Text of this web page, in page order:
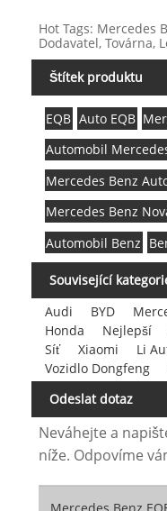
Hot Tags: Mercedes
Dodavatel, Továrna,
Štítek produktu
EQB Auto EQB
Automobil
Mercedes Benz
Mercedes Benz
Automobil Benz
Související
Audi
BYD
Honda
Nejlepší
Síť
Xiaomi Li
Vozidlo Dongfeng
Odeslat dotaz
Neváhejte a
níže. Odpovíme